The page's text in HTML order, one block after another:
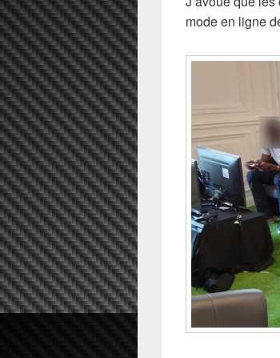
mode en ligne